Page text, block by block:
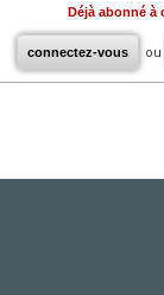
Déjà abonné à
connectez-vous ou